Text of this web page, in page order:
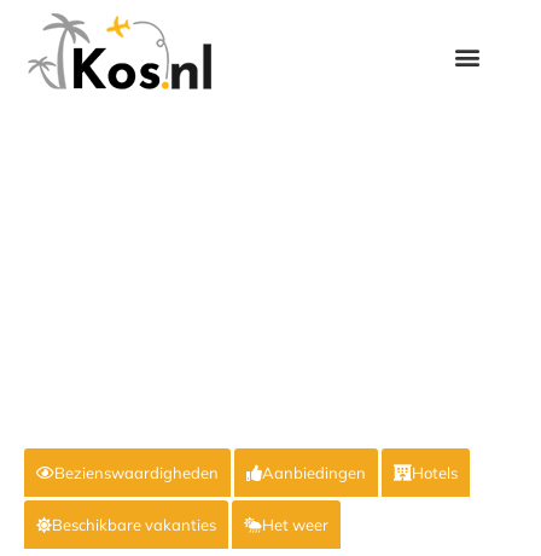
Bezienswaardigheden Aanbiedingen Hotels
Beschikbare vakanties Het weer